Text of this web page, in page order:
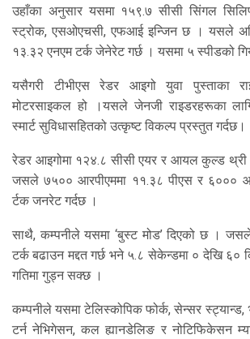
उहाँका अनुसार यसमा १५९.७ सीसी सिंगल
स्ट्रोक, एसओएचसी, एफआई इन्जिन छ । यसले
१३.३२ एनएम टर्क जेनेरेट गर्छ । यसमा ५ स्पीडको
यसैगरी टीभीएस रेडर आइगो युवा पुस्ताका
मोटरसाइकल हो ।यसले जेनजी राइडरहरूका
स्मार्ट सुविधासहितको उत्कृष्ट विकल्प प्रस्तुत गर्दछ।
रेडर आइगोमा १२४.८ सीसी एयर र आयल कुल्ड थ्री
जसले ७५०० आरपीएममा ११.३८ पीएस र ६०००
र्टक जनरेट गर्दछ ।
साथै, कम्पनीले यसमा ‘बुस्ट मोड’ दिएको छ ।
टर्क बढाउन मद्दत गर्छ भने ५.८ सेकेन्डमा ० देखि ६०
गतिमा गुड्न सक्छ ।
कम्पनीले यसमा टेलिस्कोपिक फोर्क, सेन्सर स्ट्यान्ड,
टर्न नेभिगेसन, कल ह्यानडेलिङ र नोटिफिकेसन